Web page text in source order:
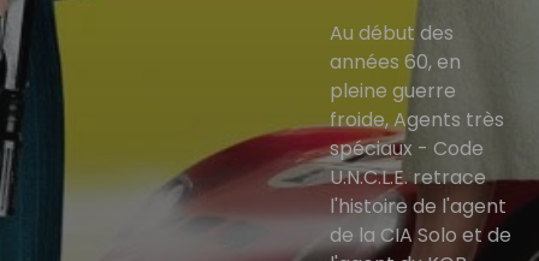
Au début des
années 60, en
pleine guerre
froide, Agents très
spéciaux - Code
U.N.C.L.E. retrace
l'histoire de l'agent
de la CIA Solo et de